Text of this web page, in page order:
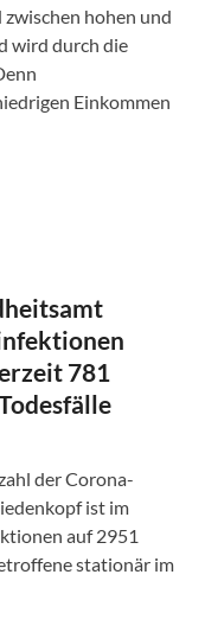
hohen und
wird durch die
Einkommen
781
der Corona-
ist im
auf 2951
stationär im